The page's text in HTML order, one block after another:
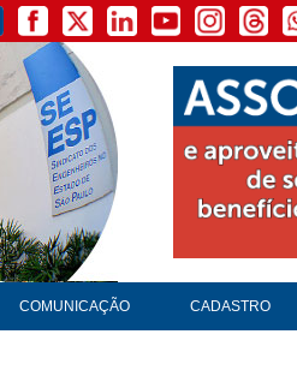
COMUNICAÇÃO CADASTRO